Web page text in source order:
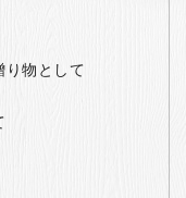
り物として